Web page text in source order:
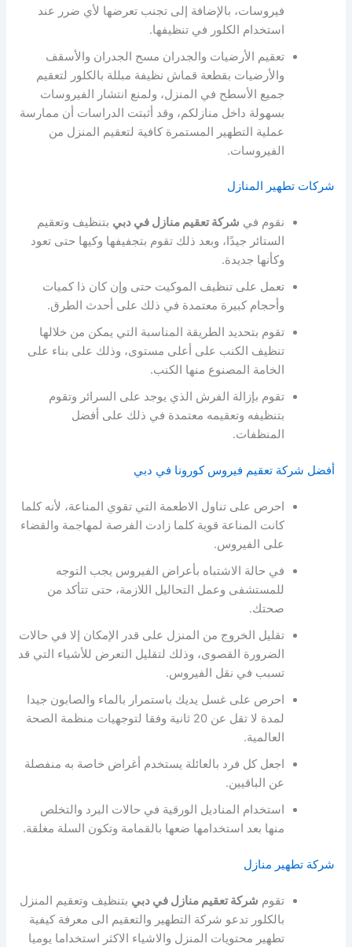
فيروسات، بالإضافة إلى تجنب تعرضها لأي ضرر عند
استخدام الكلور في تنظيفها.
تعقيم الأرضيات والجدران مسح الجدران والأسقف
والأرضيات بقطعة قماش نظيفة مبللة بالكلور لتعقيم
جميع الأسطح في المنزل، ولمنع انتشار الفيروسات
بسهولة داخل منازلكم، وقد أثبتت الدراسات أن ممارسة
عملية التطهير المستمرة كافية لتعقيم المنزل من
الفيروسات.
شركات تطهير المنازل
نقوم في شركة تعقيم منازل في دبي بتنظيف وتعقيم
الستائر جيدًا، وبعد ذلك تقوم بتجفيفها وكيها حتى تعود
وكأنها جديدة.
تعمل على تنظيف الموكيت حتى وإن كان ذا كميات
وأحجام كبيرة معتمدة في ذلك على أحدث الطرق.
تقوم بتحديد الطريقة المناسبة التي يمكن من خلالها
تنظيف الكنب على أعلى مستوى، وذلك على بناء على
الخامة المصنوع منها الكنب.
تقوم بإزالة الفرش الذي يوجد على السرائر وتقوم
بتنظيفه وتعقيمه معتمدة في ذلك على أفضل
المنظفات.
أفضل شركة تعقيم فيروس كورونا في دبي
احرص على تناول الاطعمة التي تقوي المناعة، لأنه كلما
كانت المناعة قوية كلما زادت الفرصة لمهاجمة والقضاء
على الفيروس.
في حالة الاشتباه بأعراض الفيروس يجب التوجه
للمستشفى وعمل التحاليل اللازمة، حتى تتأكد من
صحتك.
تقليل الخروج من المنزل على قدر الإمكان إلا في حالات
الضرورة القصوى، وذلك لتقليل التعرض للأشياء التي قد
تسبب في نقل الفيروس.
احرص على غسل يديك باستمرار بالماء والصابون جيدا
لمدة لا تقل عن 20 ثانية وفقا لتوجهيات منظمة الصحة
العالمية.
اجعل كل فرد بالعائلة يستخدم أغراض خاصة به منفصلة
عن الباقيين.
استخدام المناديل الورقية في حالات البرد والتخلص
منها بعد استخدامها ضعها بالقمامة وتكون السلة مغلقة.
شركة تطهير منازل
تقوم شركة تعقيم منازل في دبي بتنظيف وتعقيم المنزل
بالكلور تدعو شركة التطهير والتعقيم الى معرفة كيفية
تطهير محتويات المنزل والاشياء الاكثر استخداما يوميا